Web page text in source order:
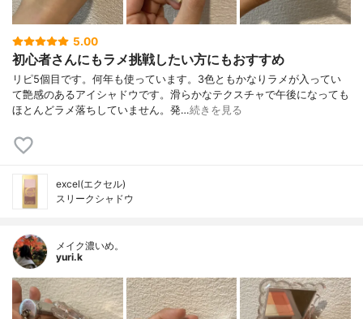
5.00
初心者さんにもラメ挑戦したい方にもおすすめ
リピ5個目です。何年も使っています。3色ともかなりラメが入ってい
て艶感のあるアイシャドウです。滑らかなテクスチャで午後になっても
ほとんどラメ落ちしていません。発…続きを見る
excel(エクセル)
スリークシャドウ
メイク濃いめ。
yuri.k